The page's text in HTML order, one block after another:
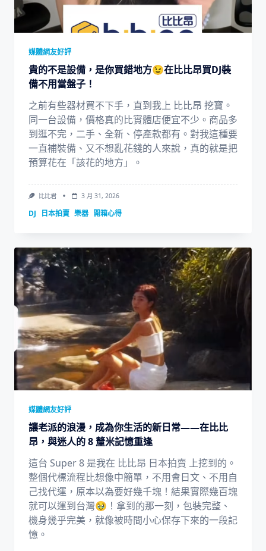
媒體網友好評
貴的不是設備，是你買錯地方😉在比比昂買DJ裝
備不用當盤子！
之前有些器材買不下手，直到我上 比比昂 挖寶。
同一台設備，價格真的比實體店便宜不少。商品多
到逛不完，二手、全新、停產款都有。對我這種要
一直補裝備、又不想亂花錢的人來說，真的就是把
預算花在「該花的地方」。
比比君 3 月 31, 2026
DJ 日本拍賣 樂器 開箱心得
媒體網友好評
讓老派的浪漫，成為你生活的新日常——在比比
昂，與迷人的 8 釐米記憶重逢
這台 Super 8 是我在 比比昂 日本拍賣 上挖到的。
整個代標流程比想像中簡單，不用會日文、不用自
己找代運，原本以為要好幾千塊！結果實際幾百塊
就可以運到台灣🥹！拿到的那一刻，包裝完整、
機身幾乎完美，就像被時間小心保存下來的一段記
憶。